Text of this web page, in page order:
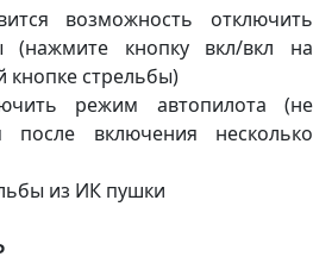
возможность отключить
(нажмите кнопку вкл/вкл на
кнопке стрельбы)
режим автопилота (не
после включения несколько
из ИК пушки